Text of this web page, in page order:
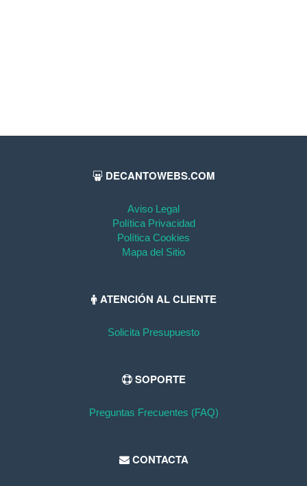
DECANTOWEBS.COM
Aviso Legal
Política Privacidad
Política Cookies
Mapa del Sitio
ATENCIÓN AL CLIENTE
Solicita Presupuesto
SOPORTE
Preguntas Frecuentes (FAQ)
CONTACTA